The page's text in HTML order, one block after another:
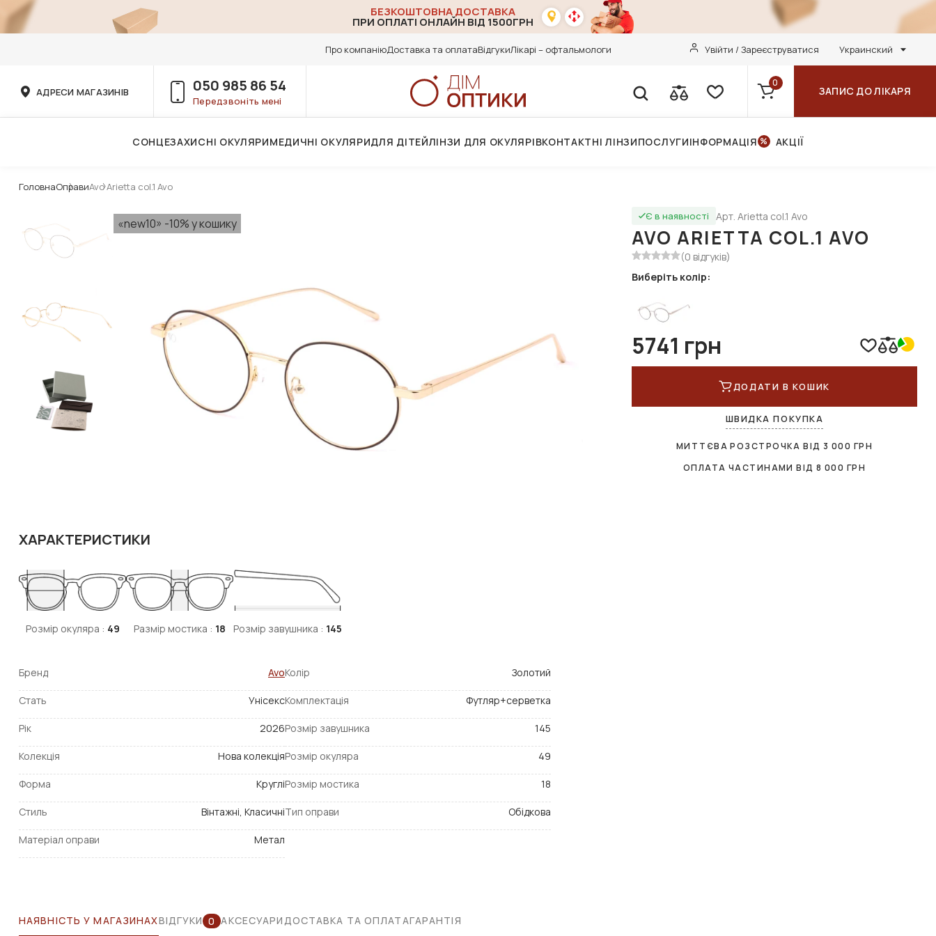
БЕЗКОШТОВНА ДОСТАВКА
ПРИ ОПЛАТІ ОНЛАЙН ВІД 1500ГРН
Про компаніюДоставка та оплатаВідгукиЛікарі – офтальмологи Увійти / Зареєструватися Украинский
АДРЕСИ МАГАЗИНІВ 050 985 86 54
Передзвоніть мені
0
ЗАПИС ДО ЛІКАРЯ
СОНЦЕЗАХИСНІ ОКУЛЯРИМЕДИЧНІ ОКУЛЯРИДЛЯ ДІТЕЙЛІНЗИ ДЛЯ ОКУЛЯРІВКОНТАКТНІ ЛІНЗИПОСЛУГИІНФОРМАЦІЯ АКЦІЇ
ГоловнаОправиAvo Arietta col.1 Avo
«new10» -10% у кошику Є в наявності Арт. Arietta col.1 Avo
AVO ARIETTA COL.1 AVO
(0 відгуків)
Виберіть колір:
5741 грн
ДОДАТИ В КОШИК
ШВИДКА ПОКУПКА
МИТТЄВА РОЗСТРОЧКА ВІД 3 000 ГРН
ОПЛАТА ЧАСТИНАМИ ВІД8 000 ГРН
ХАРАКТЕРИСТИКИ
Розмір окуляра : 49 Размір мостика : 18 Розмір завушника : 145
Бренд Avo
Стать Унісекс
Рік 2026
Колекція Нова колекція
Форма Круглі
Стиль Вінтажні, Класичні
Матеріал оправи Метал
Колір Золотий
Комплектація Футляр+серветка
Розмір завушника 145
Розмір окуляра 49
Розмір мостика 18
Тип оправи Обідкова
НАЯВНІСТЬ У МАГАЗИНАХВІДГУКИ 0 АКСЕСУАРИДОСТАВКА ТА ОПЛАТАГАРАНТІЯ